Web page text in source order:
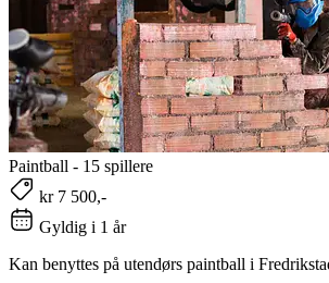
Paintball - 15 spillere
kr 7 500,-
Gyldig i 1 år
Kan benyttes på utendørs paintball i